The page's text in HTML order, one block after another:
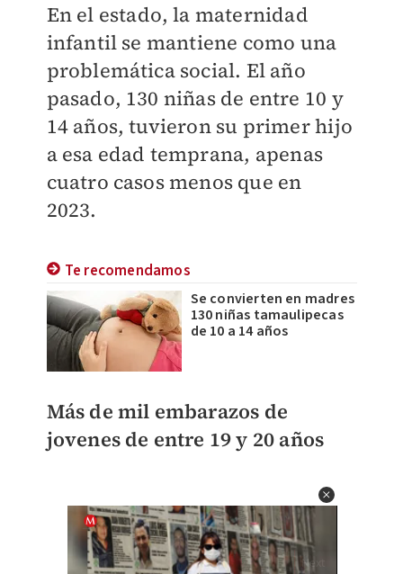
En el estado, la maternidad
infantil se mantiene como una
problemática social. El año
pasado, 130 niñas de entre 10 y
14 años, tuvieron su primer hijo
a esa edad temprana, apenas
cuatro casos menos que en
2023.
Te recomendamos
Se convierten en madres
130 niñas tamaulipecas
de 10 a 14 años
Más de mil embarazos de
jovenes de entre 19 y 20 años